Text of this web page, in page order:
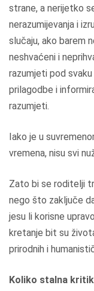
strane, a nerijetko
nerazumijevanja i
slučaju, ako barem
neshvaćeni i
razumjeti pod
prilagodbe i
razumjeti.
Iako je u
vremena, nisu svi
Zato bi se roditelji
nego što zaključe
jesu li korisne
kretanje bit su
prirodnih i
Koliko stalna